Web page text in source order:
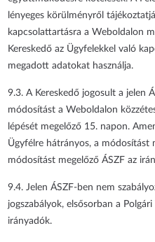
lényeges körülményről
kapcsolattartásra a Weboldalon
Kereskedő az Ügyfelekkel való
megadott adatokat használja.
9.3. A Kereskedő jogosult a jelen
módosítást a Weboldalon
lépését megelőző 15. napon.
Ügyfélre hátrányos, a módosítást
módosítást megelőző ÁSZF az
9.4. Jelen ÁSZF-ben nem
jogszabályok, elsősorban a
irányadók.